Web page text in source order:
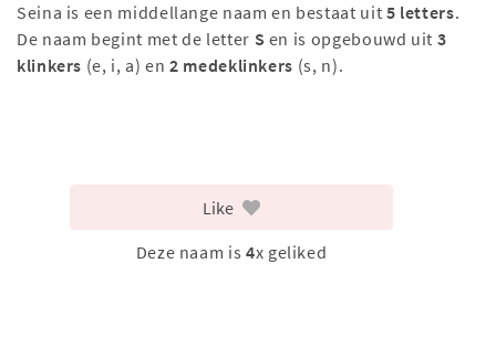
Seina is een middellange naam en bestaat uit 5 letters.
De naam begint met de letter S en is opgebouwd uit 3
klinkers (e, i, a) en2 medeklinkers (s, n).
Like
Deze naam is 4x geliked